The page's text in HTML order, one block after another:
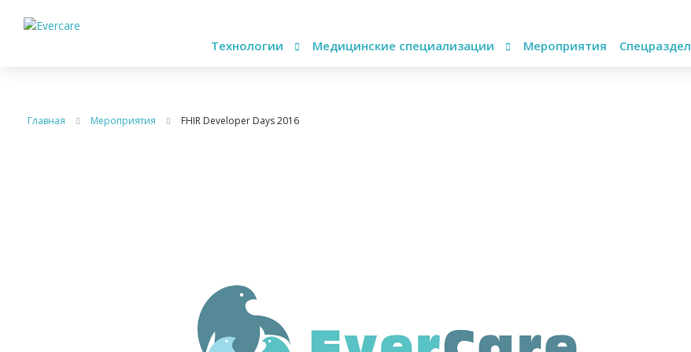
Технологии Медицинские специализации Мероприятия Спецраздел
Главная Мероприятия FHIR Developer Days 2016